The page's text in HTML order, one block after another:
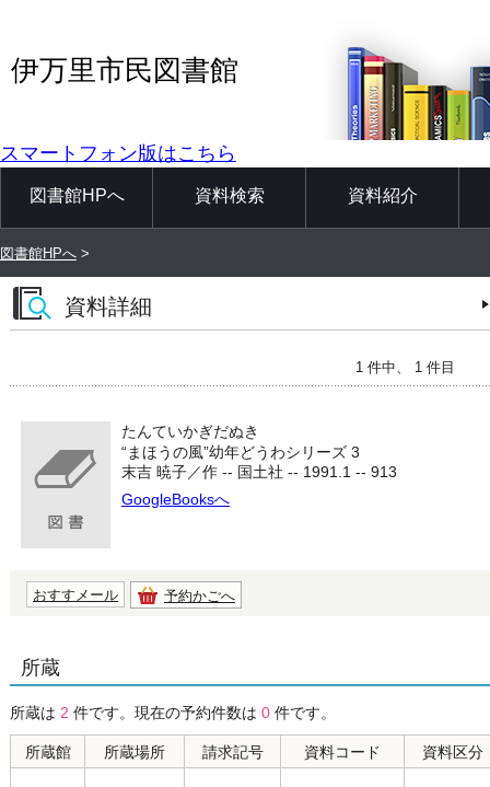
伊万里市民図書館
スマートフォン版はこちら
図書館HPへ 資料検索 資料紹介
図書館HPへ >
資料詳細
1 件中、 1 件目
たんていかぎだぬき
“まほうの風”幼年どうわシリーズ 3
末吉 暁子／作 -- 国土社 -- 1991.1 -- 913
GoogleBooksへ
おすすメール 予約かごへ
所蔵
所蔵は 2 件です。現在の予約件数は 0 件です。
所蔵館 所蔵場所 請求記号 資料コード 資料区分